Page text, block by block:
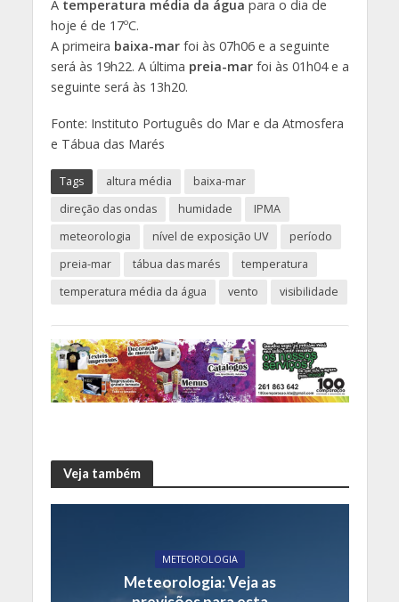
Atemperatura média da água para o dia de
hoje é de 17ºC.
A primeira baixa-marfoi às 07h06 e a seguinte
será às 19h22. A última preia-marfoi às 01h04 e a
seguinte será às 13h20.
Fonte: Instituto Português do Mar e da Atmosfera
e Tábua das Marés
Tags altura média
baixa-mar
direção das ondas
humidade
IPMA
meteorologia
nível de exposição UV
período
preia-mar
tábua das marés
temperatura
temperatura média da água
vento visibilidade
Veja também
METEOROLOGIA
Meteorologia: Veja as